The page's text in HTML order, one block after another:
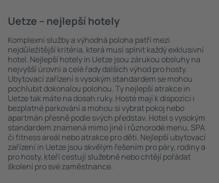
Uetze – nejlepší hotely
Komplexní služby a výhodná poloha patří mezi
nejdůležitější kritéria, která musí splnit každý exklusivní
hotel. Nejlepší hotely in Uetze jsou zárukou obsluhy na
nejvyšší úrovni a celé řady dalších výhod pro hosty.
Ubytovací zařízení s vysokým standardem se mohou
pochlubit dokonalou polohou. Ty nejlepší atrakce in
Uetze tak máte na dosah ruky. Hosté mají k dispozici i
bezplatné parkování a mohou si vybrat pokoj nebo
apartmán přesně podle svých představ. Hotel s vysokým
standardem znamená mimo jiné i různorodé menu, SPA
či fitness areál nebo atrakce pro děti. Nejlepší ubytovací
zařízení in Uetze jsou skvělým řešením pro páry, rodiny a
pro hosty, kteří cestují služebně nebo chtějí pořádat
školení pro své zaměstnance.